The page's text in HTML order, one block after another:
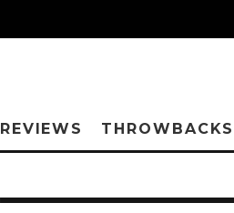
REVIEWS THROWBACKS